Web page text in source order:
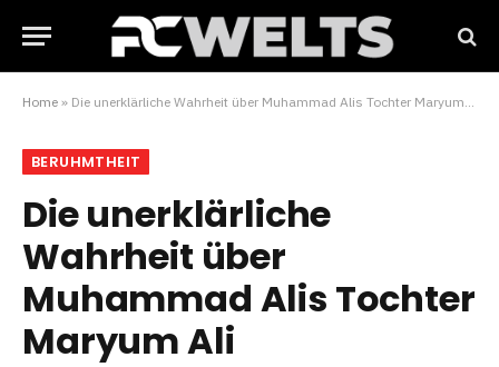
Home » Die unerklärliche Wahrheit über Muhammad Alis Tochter Maryum Ali
BERUHMTHEIT
Die unerklärliche
Wahrheit über
Muhammad Alis Tochter
Maryum Ali